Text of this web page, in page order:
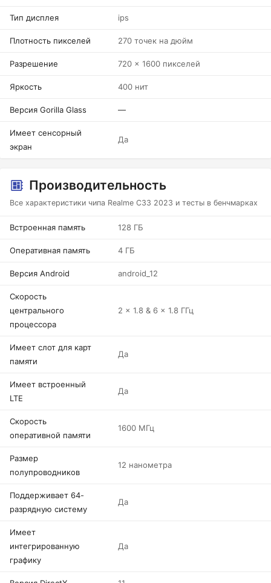
Тип дисплея ips
Плотность пикселей 270 точек на дюйм
Разрешение 720 x 1600 пикселей
Яркость 400 нит
Версия Gorilla Glass —
Имеет сенсорный
экран
Да
Производительность
Все характеристики чипа Realme C33 2023 и тесты в бенчмарках
Встроенная память 128 ГБ
Оперативная память 4 ГБ
Версия Android android_12
Скорость
центрального
процессора
2 x 1.8 & 6 x 1.8 ГГц
Имеет слот для карт
памяти
Да
Имеет встроенный
LTE
Да
Скорость
оперативной памяти
1600 МГц
Размер
полупроводников
12 нанометра
Поддерживает 64-
разрядную систему
Да
Имеет
интегрированную
графику
Да